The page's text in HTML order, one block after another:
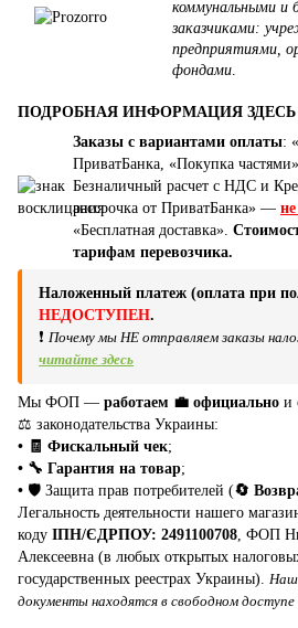
коммунальными
заказчиками:
предприятиями,
фондами
ПОДРОБНАЯ ИНФОРМАЦИЯ ЗДЕСЬ
Заказы с вариантами оплаты:
ПриватБанка, «Покупка
Безналичный расчет с НДС и
рассрочка от ПриватБанка» —
«Бесплатная доставка».
тарифам перевозчика.
Наложенный платеж (оплата при
НЕДОСТУПЕН.
❗ Почему мы НЕ отправляем заказы
читайте здесь
Мы ФОП — работаем 💼 официально и
⚖️ законодательства Украины:
• 🧾 Фискальный чек;
• 🔧 Гарантия на товар;
• 🛡️ Защита прав потребителей (🔄
Легальность деятельности нашего
коду ІПН/ЄДРПОУ: 2491100708 , ФОП
Алексеевна (в любых открытых
государственных реестрах Украины).
документы находятся в свободном доступе